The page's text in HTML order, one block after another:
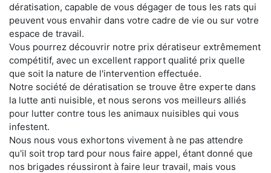
dératisation, capable de vous dégager de tous les rats qui
peuvent vous envahir dans votre cadre de vie ou sur votre
espace de travail.
Vous pourrez découvrir notre prix dératiseur extrêmement
compétitif, avec un excellent rapport qualité prix quelle
que soit la nature de l'intervention effectuée.
Notre société de dératisation se trouve être experte dans
la lutte anti nuisible, et nous serons vos meilleurs alliés
pour lutter contre tous les animaux nuisibles qui vous
infestent.
Nous nous vous exhortons vivement à ne pas attendre
qu'il soit trop tard pour nous faire appel, étant donné que
nos brigades réussiront à faire leur travail, mais vous